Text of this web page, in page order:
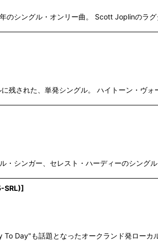
のシングル・オンリー曲。 Scott Joplinのラ
残された、単発シングル。 ハイトーン・ヴ
シンガー、セレスト・ハーディーのシング
SRL)]
Day"も話題となったオークランド発ローカ